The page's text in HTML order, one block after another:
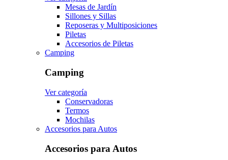
Mesas de Jardín
Sillones y Sillas
Reposeras y Multiposiciones
Piletas
Accesorios de Piletas
Camping
Camping
Ver categoría
Conservadoras
Termos
Mochilas
Accesorios para Autos
Accesorios para Autos